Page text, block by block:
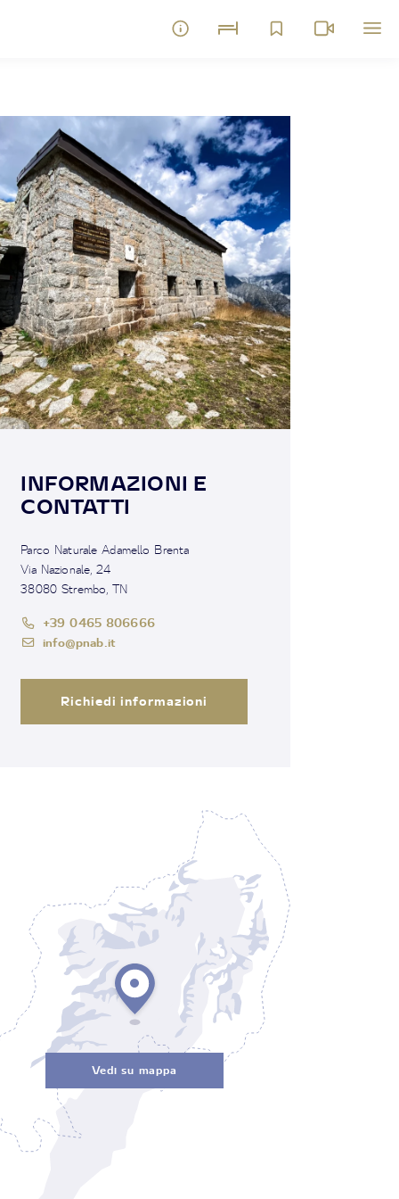
INFORMAZIONI E
CONTATTI
Parco Naturale Adamello Brenta
Via Nazionale, 24
38080 Strembo, TN
+39 0465 806666
info@pnab.it
Richiedi informazioni
Vedi su mappa